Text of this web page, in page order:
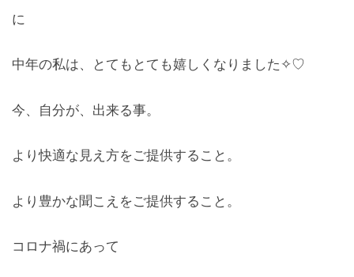
に
中年の私は、とてもとても嬉しくなりました✧♡
今、自分が、出来る事。
より快適な見え方をご提供すること。
より豊かな聞こえをご提供すること。
コロナ禍にあって